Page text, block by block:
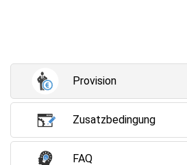
Provision
Zusatzbedingung
FAQ